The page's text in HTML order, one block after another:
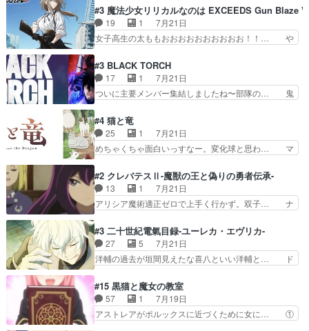
をちびっ子にしたあの玉、も… 半裸の警官の方が
怖い。ライバルキャラかわ… 霊媒師が人の肩に霊
を乗せるな笑なんてモノ…
ミ、最後のその顔は怖いよ...。てかタ… もはや人
間なのかも怪しい戦闘シーンがない… 今話第LO
／原画で参加させていただきまし… 皆大好き、ロ
リの全裸だーーーーーーッッッ… シーナとミミが
芽吹く百合の花。ミミ(c… ルームメイト1ヶ月経
ってシーナがミミの人… もう後戻りできないぞ」
してくるとは思わん…
#3 魔法少女リリカルなのは EXCEEDS Gun Blaze
19 1
7月21日
女子高生の太ももおおおおおおおおおお！！… や
瀬シイナと夜海トワ』今回はフォロワー… なのは
と出逢い炎の魔人の能力を人類の為に… ・シイ
ナ、トワと出会う親近感を感じる2人… 篠宮マナ
が登場したけど公式サイトに20歳… リリカルな
ちゃ食うやん魔人狩りチーム強… 人類滅亡寸前ま
で追い詰められていたのに、… 第３話をU-NEXT
で視聴しました。視聴…
#3 BLACK TORCH
17 1
7月21日
ついに主要メンバー集結しましたね〜部隊の… 鬼
描いたようなチョロインだったな。下半… 前回か
ら引き続いてじいさんとの決別の冒頭… あっちは
呪霊でこっちは物怪。忍者っぽいア… 護衛対象と
なる弐郎を連れて隠密局へ、彼の… →現状展開が
た弐郎は鬼子母神一華の護衛… 護衛はお尻一華、
ここは定番やっぱ物の怪の… ①敵は会話してる最
中の同乗者を物音一つ発…
#4 猫と竜
25 1
7月21日
めちゃくちゃ面白いっすなー。変化球と思わ… マ
代もの猫たちの誕生と成長を見守る猫竜… 前回猫
たちで熊退治をしていた中の一匹の猫… と思って
みにいったらクロバネのCV.速水… 「おじちゃん
は身内に甘い」で、いきなり笑… ガチで素晴らし
た子猫たちのその後が描か… 王子の旅の始まりは
確かにそうでしたよね！… リゼロ見終わっちゃっ
てほのぼの系がいいか…
#2 クレバテスⅡ-魔獣の王と偽りの勇者伝承-
13 1
7月21日
アリシア魔術適正ゼロで上手く行かず。双子… ナ
紹介の時台に乗ってるサラサ可愛いw学… ナイ
エ・シフォンリッツの出番が多くて嬉し… 石田で
こいつワルだな。なぜ大猿に変身した… 2冊目の
トアの書は学長の手に1話冒頭と合… アリシアと
たのにロリ化されて学生にされ… これはいい黒沢
ともよ。笑いのセンスも合う… ナイエのリアクシ
ョンが面白い。ローメイン…
#3 二十世紀電氣目録-ユーレカ・エヴリカ-
27 5
7月21日
洋輔の過去が垣間見えたな喜八といい洋輔と… ド
が目録に固執する理由もほぼ明らかとな… これ京
アニだったのかそのわりにはそこまで… 清六兄ち
ゃんと喜八、清六と洋輔それぞれの… 化学的作用
に依りて継続して…電池と称すっ… 洋輔、清六の
#15 黒猫と魔女の教室
57 1
7月19日
アストレアがポルックスに近づくために女に… ①